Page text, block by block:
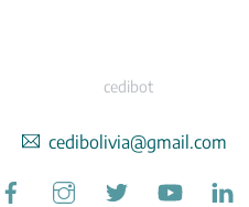
cedibolivia@gmail.com
Facebook